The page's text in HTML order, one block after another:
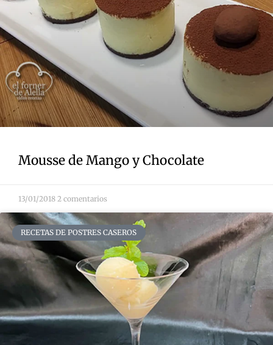
Mousse de Mango y Chocolate
13/01/2018 2 comentarios
RECETAS DE POSTRES CASEROS